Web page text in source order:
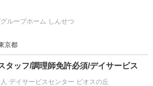
ループホーム しんせつ
京都
タッフ/調理師免許必須/デイサービス
デイサービスセンター ビオスの丘